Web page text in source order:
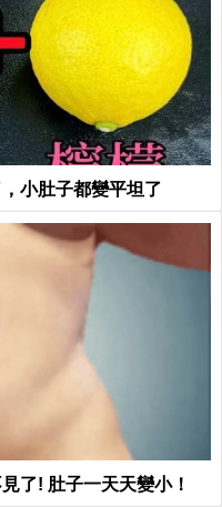
小肚子都變平坦了
了! 肚子一天天變小！